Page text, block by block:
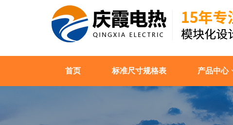
首页 标准尺寸规格表 产品中心